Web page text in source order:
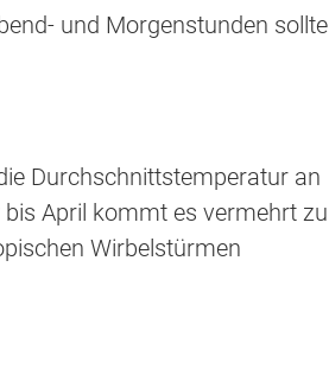
und Morgenstunden sollte
Durchschnittstemperatur an
bis April kommt es vermehrt zu
Wirbelstürmen